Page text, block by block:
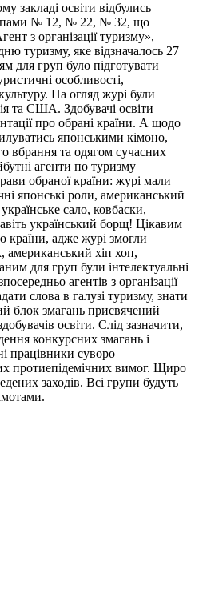
закладі освіти відбулись
№ 12, № 22, № 32, що
з організації туризму»,
туризму, яке відзначалось 27
для груп було підготувати
особливості,
На огляд журі були
та США. Здобувачі освіти
про обрані країни. А щодо
японськими кімоно,
вбрання та одягом сучасних
агенти по туризму
обраної країни: журі мали
японські роли, американський
сало, ковбаски,
український борщ! Цікавим
країни, адже журі змогли
американський хіп хоп,
для груп були інтелектуальні
агентів з організації
слова в галузі туризму, знати
блок змагань присвячений
освіти. Слід зазначити,
конкурсних змагань і
працівники суворо
протиепідемічних вимог. Щиро
заходів. Всі групи будуть